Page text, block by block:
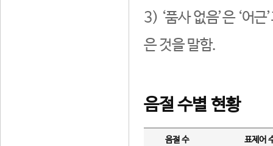
3) ‘품사 없음’은 ‘어
은 것을 말함.
음절 수별 현황
음절 수 표제어